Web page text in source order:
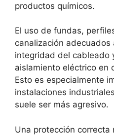
productos químicos.
El uso de fundas,
canalización adecuados
integridad del cableado
aislamiento eléctrico en
Esto es especialmente
instalaciones
suele ser más agresivo.
Una protección correcta